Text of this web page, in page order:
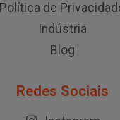
Política de
Indústria
Blog
Redes Sociais